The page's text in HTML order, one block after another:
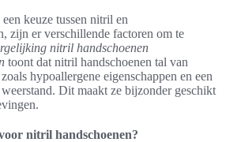
keuze tussen nitril en
zijn er verschillende factoren om te
nitril handschoenen
toont dat nitril handschoenen tal van
hypoallergene eigenschappen en een
Dit maakt ze bijzonder geschikt
nitril handschoenen?